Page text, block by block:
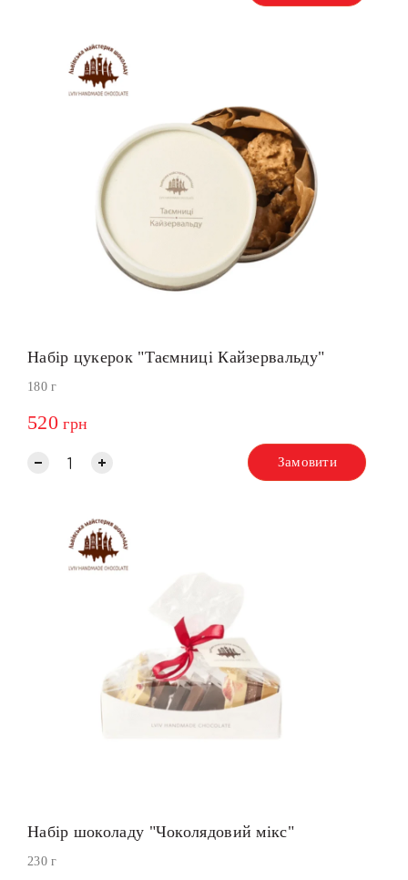
Набір цукерок "Таємниці Кайзервальду"
180 г
520 грн
Замовити
Набір шоколаду "Чоколядовий мікс"
230 г